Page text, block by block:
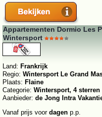
Appartementen Dormio Les
Wintersport
Land: Frankrijk
Regio: Wintersport Le Grand
Plaats: Flaine
Categorie: Wintersport, 4 sterren
Aanbieder: de Jong Intra
Vanaf prijs voor dagen p.p.